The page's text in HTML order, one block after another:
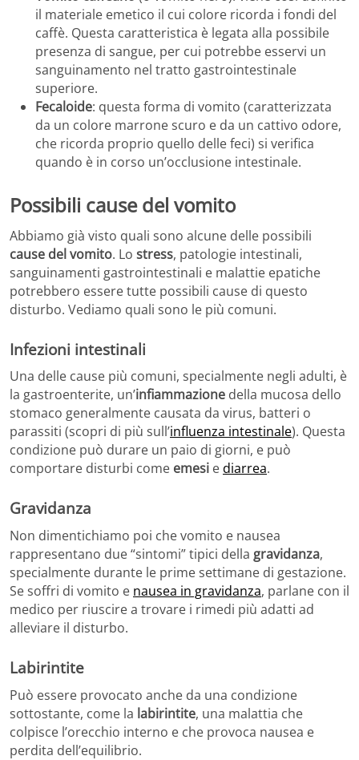
il materiale emetico il cui colore ricorda i fondi del
caffè. Questa caratteristica è legata alla possibile
presenza di sangue, per cui potrebbe esservi un
sanguinamento nel tratto gastrointestinale
superiore.
Fecaloide: questa forma di vomito (caratterizzata
da un colore marrone scuro e da un cattivo odore,
che ricorda proprio quello delle feci) si verifica
quando è in corso un’occlusione intestinale.
Possibili cause del vomito
Abbiamo già visto quali sono alcune delle possibili
cause del vomito. Lo stress, patologie intestinali,
sanguinamenti gastrointestinali e malattie epatiche
potrebbero essere tutte possibili cause di questo
disturbo. Vediamo quali sono le più comuni.
Infezioni intestinali
Una delle cause più comuni, specialmente negli adulti, è
la gastroenterite, un’infiammazione della mucosa dello
stomaco generalmente causata da virus, batteri o
parassiti (scopri di più sull’influenza intestinale). Questa
condizione può durare un paio di giorni, e può
comportare disturbi come emesi ediarrea.
Gravidanza
Non dimentichiamo poi che vomito e nausea
rappresentano due “sintomi” tipici della gravidanza,
specialmente durante le prime settimane di gestazione.
Se soffri di vomito e nausea in gravidanza, parlane con il
medico per riuscire a trovare i rimedi più adatti ad
alleviare il disturbo.
Labirintite
Può essere provocato anche da una condizione
sottostante, come la labirintite, una malattia che
colpisce l’orecchio interno e che provoca nausea e
perdita dell’equilibrio.